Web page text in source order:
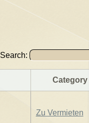
Search:
Category
Zu Vermieten